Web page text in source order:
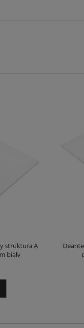
struktura A
biały